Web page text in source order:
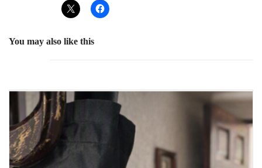
You may also like this